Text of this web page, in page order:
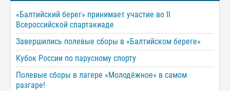
«Балтийский берег» принимает участие во II
Всероссийской спартакиаде
Завершились полевые сборы в «Балтийском береге»
Кубок России по парусному спорту
Полевые сборы в лагере «Молодёжное» в самом
разгаре!